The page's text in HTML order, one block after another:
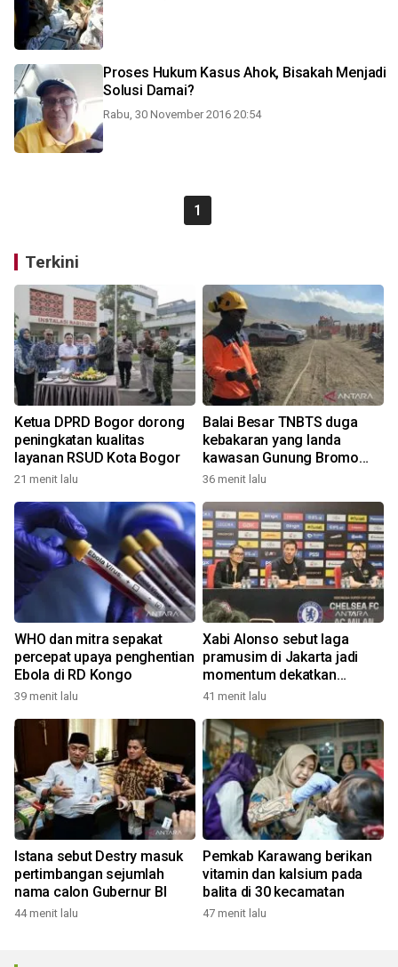
Proses Hukum Kasus Ahok, Bisakah Menjadi
Solusi Damai?
Rabu, 30 November 2016 20:54
1
Terkini
Ketua DPRD Bogor dorong
peningkatan kualitas
layanan RSUD Kota Bogor
21 menit lalu
Balai Besar TNBTS duga
kebakaran yang landa
kawasan Gunung Bromo
karena aktivitas manusia
36 menit lalu
WHO dan mitra sepakat
percepat upaya penghentian
Ebola di RD Kongo
39 menit lalu
Xabi Alonso sebut laga
pramusim di Jakarta jadi
momentum dekatkan
Chelsea dengan penggemar
41 menit lalu
Istana sebut Destry masuk
pertimbangan sejumlah
nama calon Gubernur BI
44 menit lalu
Pemkab Karawang berikan
vitamin dan kalsium pada
balita di 30 kecamatan
47 menit lalu